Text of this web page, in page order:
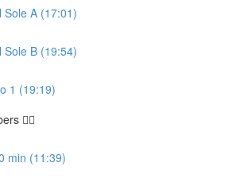
Sole A (17:01)
Sole B (19:54)
1 (19:19)
🧗‍♀️
min (11:39)